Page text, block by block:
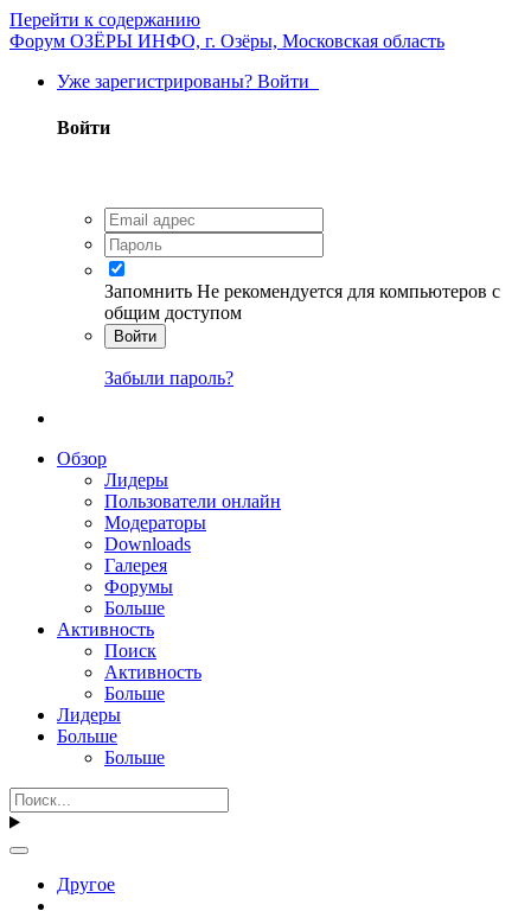
Перейти к содержанию
Форум ОЗЁРЫ ИНФО, г. Озёры, Московская область
Уже зарегистрированы? Войти
Войти
Запомнить Не рекомендуется для компьютеров с
общим доступом
Войти
Забыли пароль?
Обзор
Лидеры
Пользователи онлайн
Модераторы
Downloads
Галерея
Форумы
Больше
Активность
Поиск
Активность
Больше
Лидеры
Больше
Больше
Другое